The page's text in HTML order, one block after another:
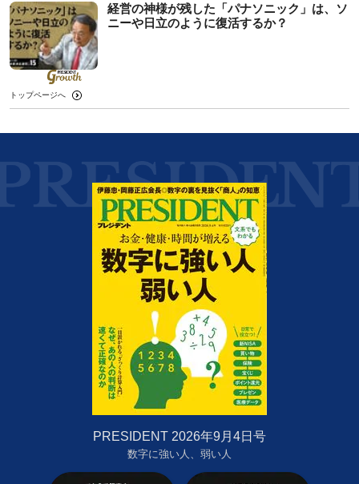
経営の神様が残した「パナソニック」は、ソ
ニーや日立のように復活するか？
トップページへ
PRESIDENT 2026年9月4日号
数字に強い人、弱い人